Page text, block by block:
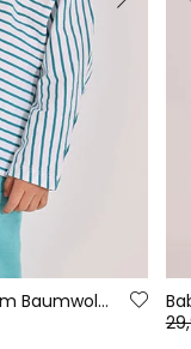
Baby-T-Shirt aus gestreiftem Baumwollstoff